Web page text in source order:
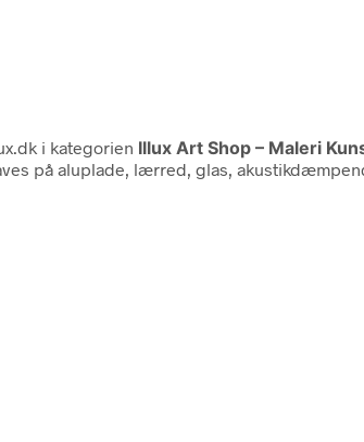
i kategorien Illux Art Shop – Maleri
på aluplade, lærred, glas,